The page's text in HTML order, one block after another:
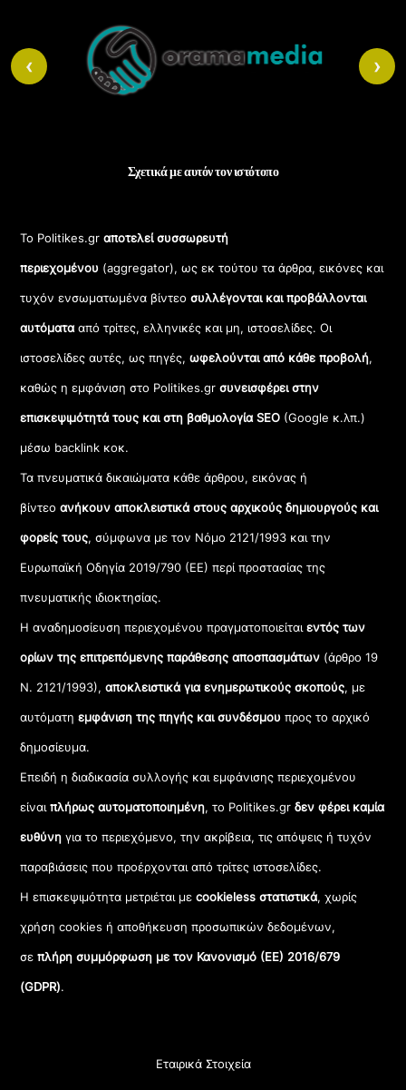
Top
Σχετικά με αυτόν τον ιστότοπο
Το Politikes.grαποτελεί συσσωρευτή
περιεχομένου (aggregator), ως εκ τούτου τα άρθρα, εικόνες και
τυχόν ενσωματωμένα βίντεοσυλλέγονται και προβάλλονται
αυτόματααπό τρίτες, ελληνικές και μη, ιστοσελίδες. Οι
ιστοσελίδες αυτές, ως πηγές,ωφελούνται από κάθε προβολή,
καθώς η εμφάνιση στο Politikes.gr συνεισφέρει στην
επισκεψιμότητά τους και στη βαθμολογία SEO (Google κ.λπ.)
μέσω backlink κοκ.
Τα πνευματικά δικαιώματα κάθε άρθρου, εικόνας ή
βίντεοανήκουν αποκλειστικά στους αρχικούς δημιουργούς και
φορείς τους, σύμφωνα με τον Νόμο 2121/1993 και την
Ευρωπαϊκή Οδηγία 2019/790 (ΕΕ) περί προστασίας της
πνευματικής ιδιοκτησίας.
Η αναδημοσίευση περιεχομένου πραγματοποιείταιεντός των
ορίων της επιτρεπόμενης παράθεσης αποσπασμάτων (άρθρο 19
Ν. 2121/1993), αποκλειστικά για ενημερωτικούς σκοπούς, με
αυτόματηεμφάνιση της πηγής και συνδέσμου προς το αρχικό
δημοσίευμα.
Επειδή η διαδικασία συλλογής και εμφάνισης περιεχομένου
είναιπλήρως αυτοματοποιημένη, το Politikes.grδεν φέρει καμία
ευθύνη για το περιεχόμενο, την ακρίβεια, τις απόψεις ή τυχόν
παραβιάσεις που προέρχονται από τρίτες ιστοσελίδες.
Η επισκεψιμότητα μετριέται μεcookieless στατιστικά, χωρίς
χρήση cookies ή αποθήκευση προσωπικών δεδομένων,
σεπλήρη συμμόρφωση με τον Κανονισμό (ΕΕ) 2016/679
(GDPR).
Εταιρικά Στοιχεία
‹ ›